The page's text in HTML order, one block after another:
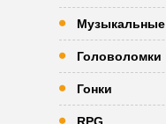
Музыкальные
Головоломки
Гонки